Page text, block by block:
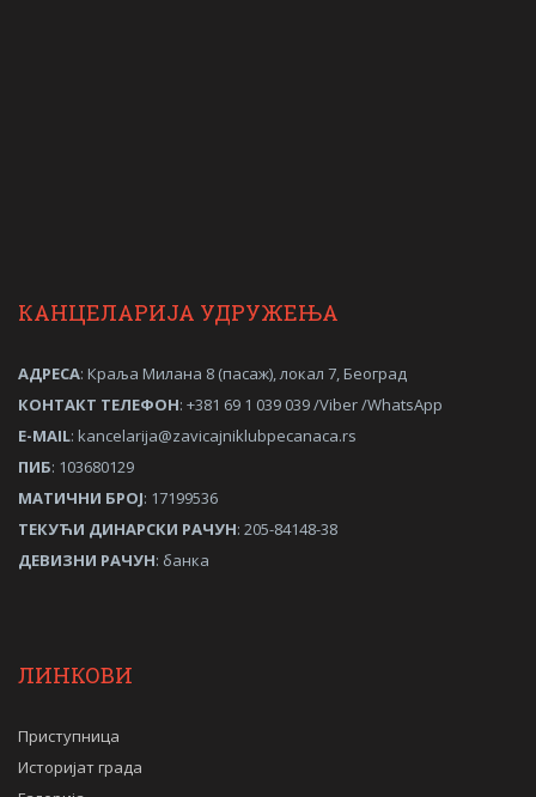
КАНЦЕЛАРИЈА УДРУЖЕЊА
АДРЕСА: Краља Милана 8 (пасаж), локал 7, Београд
КОНТАКТ ТЕЛЕФОН: +381 69 1 039 039 /Viber /WhatsApp
Е-MAIL: kancelarija@zavicajniklubpecanaca.rs
ПИБ: 103680129
МАТИЧНИ БРОЈ: 17199536
ТЕКУЋИ ДИНАРСКИ РАЧУН: 205-84148-38
ДЕВИЗНИ РАЧУН: банка
ЛИНКОВИ
Приступница
Историјат града